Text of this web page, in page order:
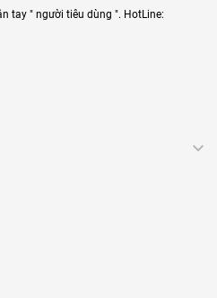
tay " người tiêu dùng ". HotLine: